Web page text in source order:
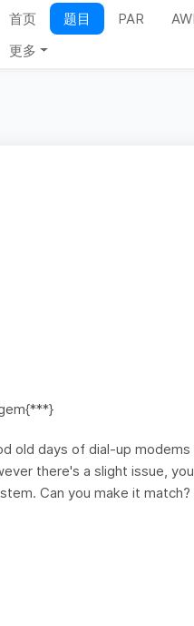
首页 题目 PAR
更多
old days of dial-up
there's a slight issue,
Can you make it match?